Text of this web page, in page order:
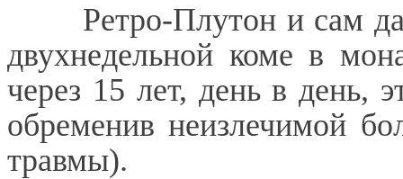
Ретро-Плутон и сам
двухнедельной коме в
через 15 лет, день в день,
обременив неизлечимой
травмы).